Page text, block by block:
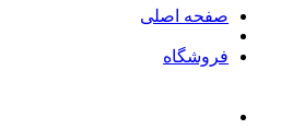
صفحه اصلی
فروشگاه